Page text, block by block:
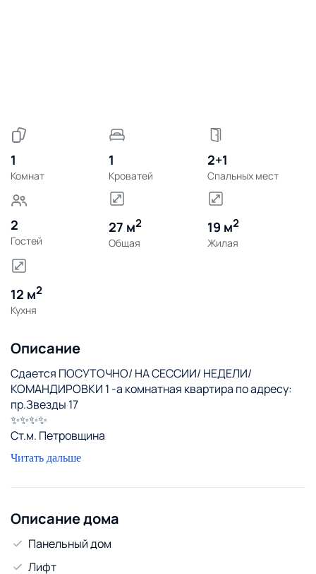
1
Комнат
1
Кроватей
2+1
Спальных мест
2
Гостей
27 м2
Общая
19 м2
Жилая
12 м2
Кухня
Описание
Сдается ПОСУТОЧНО/ НА СЕССИИ/ НЕДЕЛИ/
КОМАНДИРОВКИ 1 -а комнатная квартира по адресу:
пр.Звезды 17
✨✨✨✨
Ст.м. Петровщина
✨✨✨✨
Спальных мест 2+2👫👫
круглосуточно работает через дорогу
Евроопт,аптека,почта...
Предоставляем отчётные документы🧾
✨✨✨✨
Читать дальше
Описание дома
Панельный дом
Лифт